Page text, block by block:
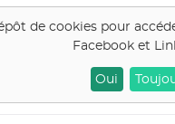
de cookies pour
Facebook et
Oui